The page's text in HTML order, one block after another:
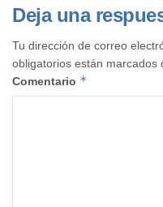
Deja una
Tu dirección de correo
obligatorios están marcados
Comentario *